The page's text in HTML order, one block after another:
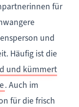
für
und
Häufig ist die
und kümmert
. Auch im
für die frisch